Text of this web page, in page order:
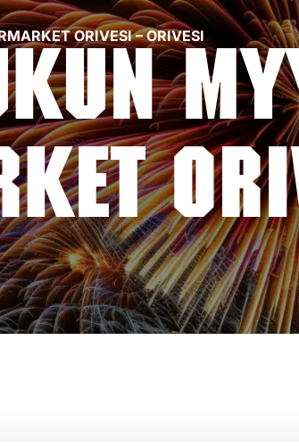
ORIVESI – ORIVESI